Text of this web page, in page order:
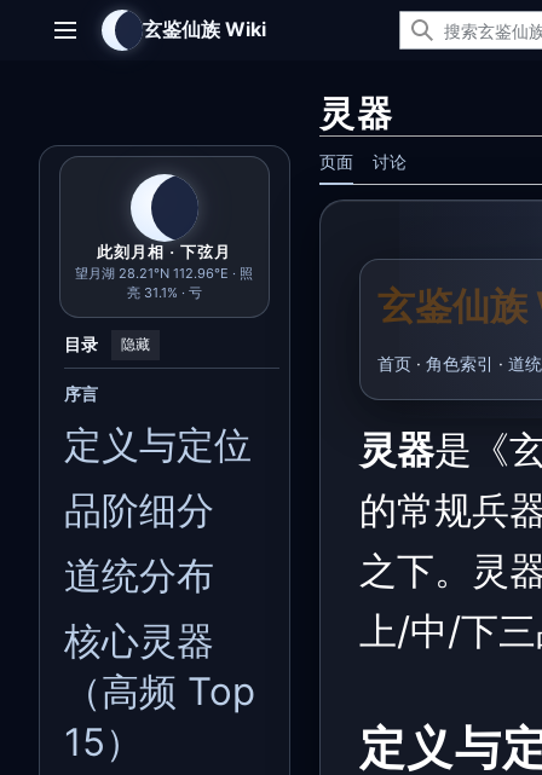
主菜单 玄鉴仙族 Wiki
此刻月相 · 下弦月
望月湖 28.21°N 112.96°E · 照
亮 31.1% · 亏
目录 隐藏
序言
定义与定位
品阶细分
道统分布
核心灵器
（高频 Top
15）
灵器
页面 讨论
玄鉴仙
首页 · 角色索引 · 道
灵器是《
的常规兵
之下。灵
上/中/下
定义与